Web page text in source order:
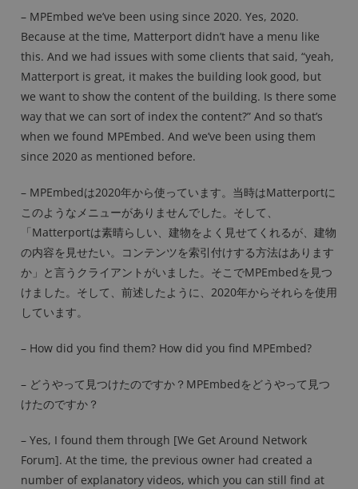
– MPEmbed we’ve been using since 2020. Yes, 2020.
Because at the time, Matterport didn’t have a menu like
this. And we had issues with some clients that said, “yeah,
Matterport is great, it makes the building look good, but
we want to show the content of the building. Is there some
way that we can sort of index the content?” And so that’s
when we found MPEmbed. And we’ve been using them
since 2020 as mentioned before.
– MPEmbedは2020年から使っています。当時はMatterportに
このようなメニューがありませんでした。そして、
「Matterportは素晴らしい、建物をよく見せてくれるが、建物
の内容を見せたい。コンテンツを索引付けする方法はあります
か」と言うクライアントがいました。そこでMPEmbedを見つ
けました。そして、前述したように、2020年からそれらを使用
しています。
– How did you find them? How did you find MPEmbed?
– どうやって見つけたのですか？MPEmbedをどうやって見つ
けたのですか？
– Yes, I found them through [We Get Around Network
Forum]. At the time, the previous owner had created a
number of explanatory videos, which you can still find at